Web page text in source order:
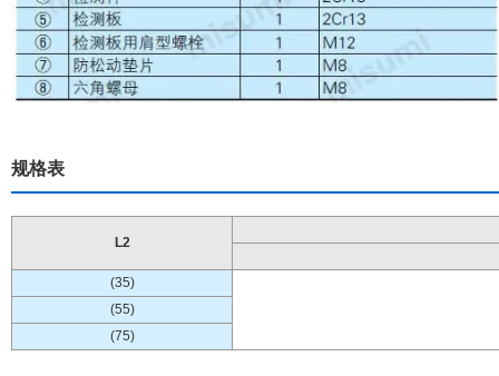
规格表
L2
(35)
(55)
(75)